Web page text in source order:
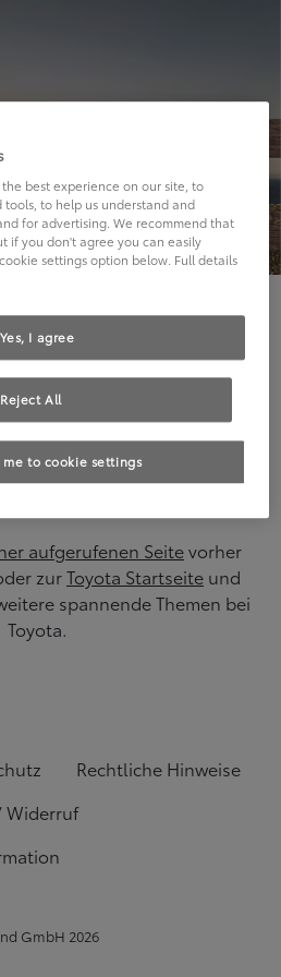
nicht weiter.
kann leider nicht gefunden
werden.
aufgerufenen Seitevorher
zurToyota Startseite und
spannende Themen bei
Toyota.
Rechtliche Hinweise
Widerruf
GmbH 2026
best experience on our site, to
to help us understand and
for advertising. We recommend that
if you don't agree you can easily
settings option below. Full details
me to cookie settings
Reject All
Yes, I agree